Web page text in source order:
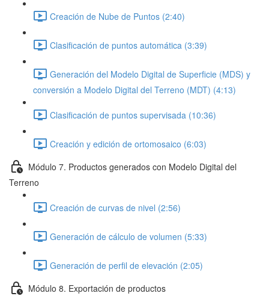
Creación de Nube de Puntos (2:40)
Clasificación de puntos automática (3:39)
Generación del Modelo Digital de Superficie (MDS) y
conversión a Modelo Digital del Terreno (MDT) (4:13)
Clasificación de puntos supervisada (10:36)
Creación y edición de ortomosaico (6:03)
Módulo 7. Productos generados con Modelo Digital del
Terreno
Creación de curvas de nivel (2:56)
Generación de cálculo de volumen (5:33)
Generación de perfil de elevación (2:05)
Módulo 8. Exportación de productos